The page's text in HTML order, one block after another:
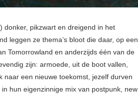
donker, pikzwart en dreigend in het
leggen ze thema’s bloot die daar, op een
Tomorrowland en anderzijds één van de
zijn: armoede, uit de boot vallen,
naar een nieuwe toekomst, jezelf durven
hun eigenzinnige mix van postpunk, new